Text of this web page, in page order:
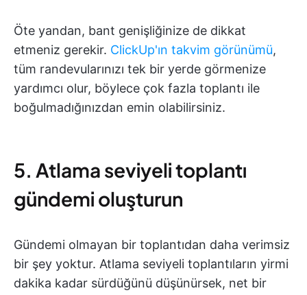
Öte yandan, bant genişliğinize de dikkat
etmeniz gerekir. ClickUp'ın takvim görünümü,
tüm randevularınızı tek bir yerde görmenize
yardımcı olur, böylece çok fazla toplantı ile
boğulmadığınızdan emin olabilirsiniz.
5. Atlama seviyeli toplantı
gündemi oluşturun
Gündemi olmayan bir toplantıdan daha verimsiz
bir şey yoktur. Atlama seviyeli toplantıların yirmi
dakika kadar sürdüğünü düşünürsek, net bir